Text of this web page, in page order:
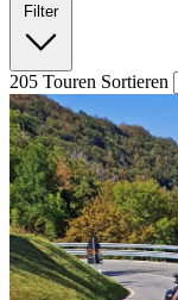
Filter
205 Touren Sortieren